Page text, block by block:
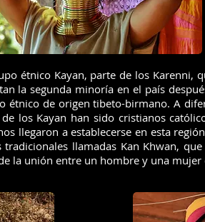
étnico Kayan, parte de los Karenni,
la segunda minoría en el país
étnico de origen tibeto-birmano. A
los Kayan han sido cristianos
llegaron a establecerse en esta
tradicionales llamadas Kan Khwan,
la unión entre un hombre y una mujer